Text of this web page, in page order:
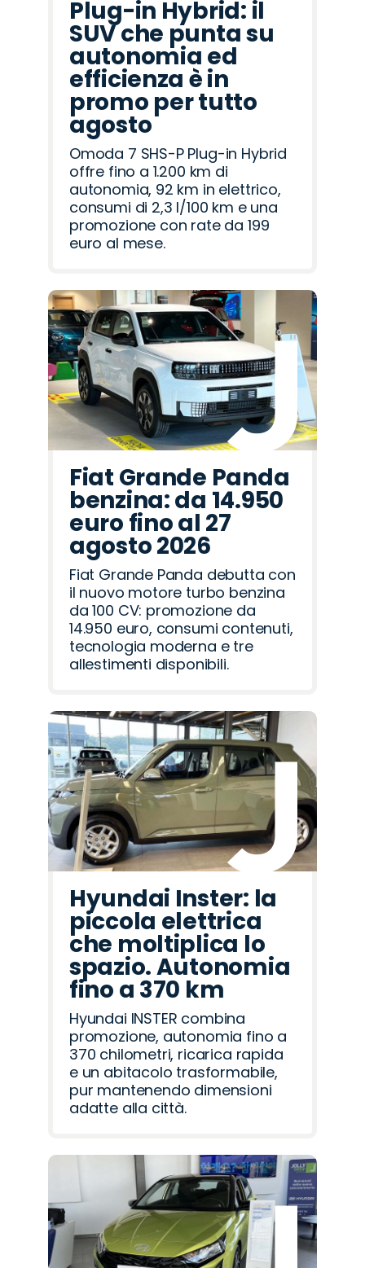
Plug-in Hybrid: il
SUV che punta su
autonomia ed
efficienza è in
promo per tutto
agosto
Omoda 7 SHS-P Plug-in Hybrid
offre fino a 1.200 km di
autonomia, 92 km in elettrico,
consumi di 2,3 l/100 km e una
promozione con rate da 199
euro al mese.
Fiat Grande Panda
benzina: da 14.950
euro fino al 27
agosto 2026
Fiat Grande Panda debutta con
il nuovo motore turbo benzina
da 100 CV: promozione da
14.950 euro, consumi contenuti,
tecnologia moderna e tre
allestimenti disponibili.
Hyundai Inster: la
piccola elettrica
che moltiplica lo
spazio. Autonomia
fino a 370 km
Hyundai INSTER combina
promozione, autonomia fino a
370 chilometri, ricarica rapida
e un abitacolo trasformabile,
pur mantenendo dimensioni
adatte alla città.